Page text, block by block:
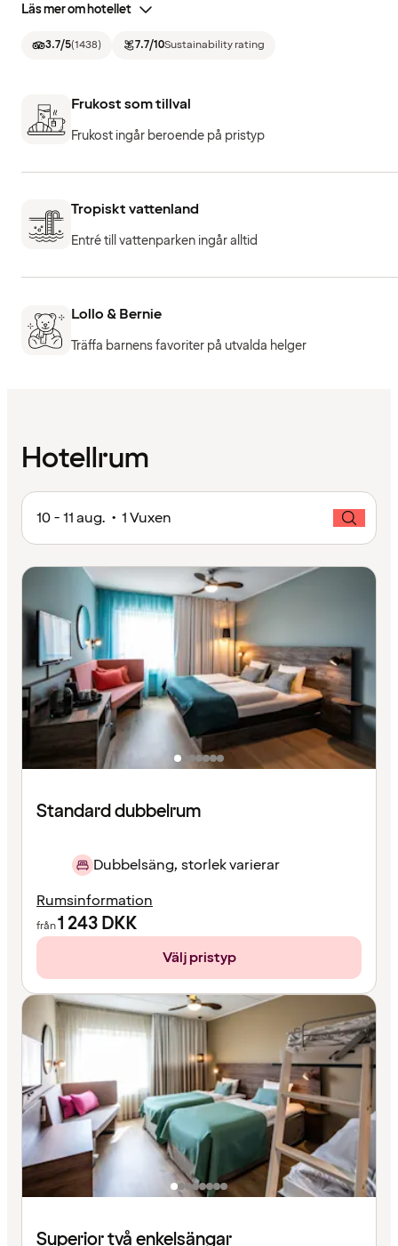
Läs mer om hotellet
3.7/5(1438) 7.7/10Sustainability rating
Frukost som tillval
Frukost ingår beroende på pristyp
Tropiskt vattenland
Entré till vattenparken ingår alltid
Lollo & Bernie
Träffa barnens favoriter på utvalda helger
Hotellrum
10 - 11 aug. • 1 Vuxen
Standard dubbelrum
Dubbelsäng, storlek varierar
Rumsinformation
från1 243DKK
Välj pristyp
Superior två enkelsängar